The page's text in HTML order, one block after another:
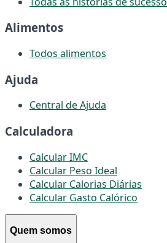
Alimentos
Todos alimentos
Ajuda
Central de Ajuda
Calculadora
Calcular IMC
Calcular Peso Ideal
Calcular Calorias Diárias
Calcular Gasto Calórico
Quem somos